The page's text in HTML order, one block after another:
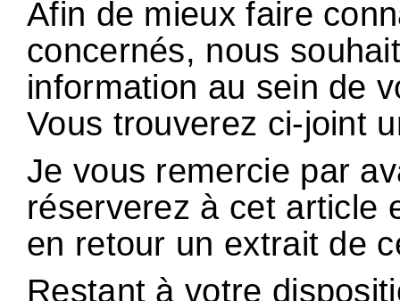
Afin de mieux faire
concernés, nous
information au sein de
Vous trouverez ci-joint
Je vous remercie par
réserverez à cet article
en retour un extrait de
Restant à votre